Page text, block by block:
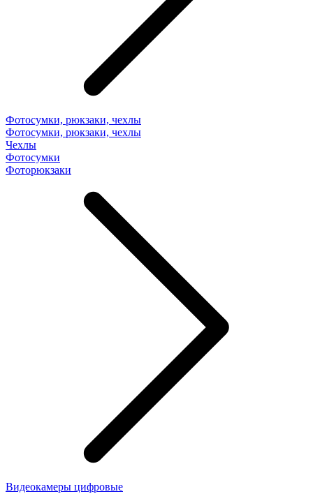
Фотосумки, рюкзаки, чехлы
Фотосумки, рюкзаки, чехлы
Чехлы
Фотосумки
Фоторюкзаки
Видеокамеры цифровые